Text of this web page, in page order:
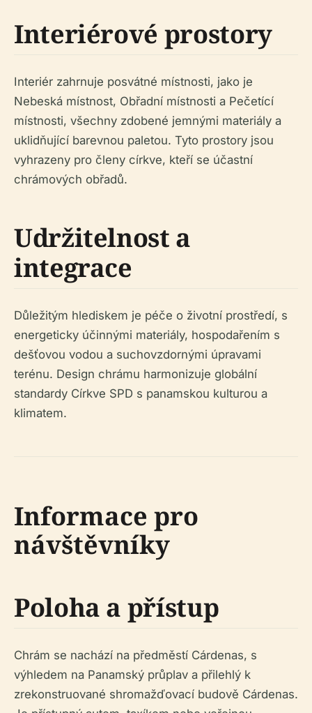
Interiérové prostory
Interiér zahrnuje posvátné místnosti, jako je
Nebeská místnost, Obřadní místnosti a Pečetící
místnosti, všechny zdobené jemnými materiály a
uklidňující barevnou paletou. Tyto prostory jsou
vyhrazeny pro členy církve, kteří se účastní
chrámových obřadů.
Udržitelnost a
integrace
Důležitým hlediskem je péče o životní prostředí, s
energeticky účinnými materiály, hospodařením s
dešťovou vodou a suchovzdornými úpravami
terénu. Design chrámu harmonizuje globální
standardy Církve SPD s panamskou kulturou a
klimatem.
Informace pro
návštěvníky
Poloha a přístup
Chrám se nachází na předměstí Cárdenas, s
výhledem na Panamský průplav a přilehlý k
zrekonstruované shromažďovací budově Cárdenas.